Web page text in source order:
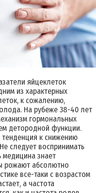
яйцеклеток
из характерных
к сожалению,
На рубеже 38-40 лет
гормональных
детородной функции.
тенденция к снижению
следует воспринимать
медицина знает
рожают абсолютно
все-таки с возрастом
а частота